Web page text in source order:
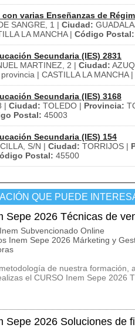
varias Enseñanzas de
SANGRE, 1 | Ciudad:
LA MANCHA | Código Postal:
Secundaria (IES) 2831
MARTINEZ, 2 | Ciudad:
| CASTILLA LA MANCHA |
Secundaria (IES) 3168
| Ciudad: TOLEDO | Provincia:
Postal: 45003
Secundaria (IES) 154
S/N | Ciudad: TORRIJOS |
Postal: 45500
QUE PUEDE
Sepe 2026 Técnicas de
Subvencionado Online
Inem Sepe 2026 Márketing y
de nuestra formación,
el CURSO Inem Sepe 2026
Sepe 2026 Soluciones de